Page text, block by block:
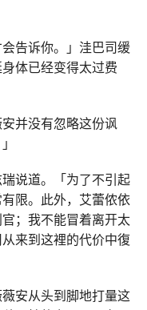
告诉你。」洼巴司缓
体已经变得太过费
并没有忽略这份讽
说道。「为了不引起
限。此外，艾蕾侬依
；我不能冒着离开太
来到这裡的代价中復
安从头到脚地打量这